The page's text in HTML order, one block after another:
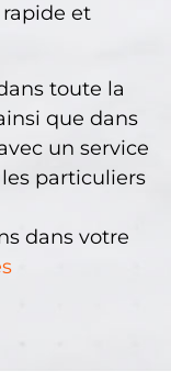
et
toute la
que dans
un service
particuliers
dans votre